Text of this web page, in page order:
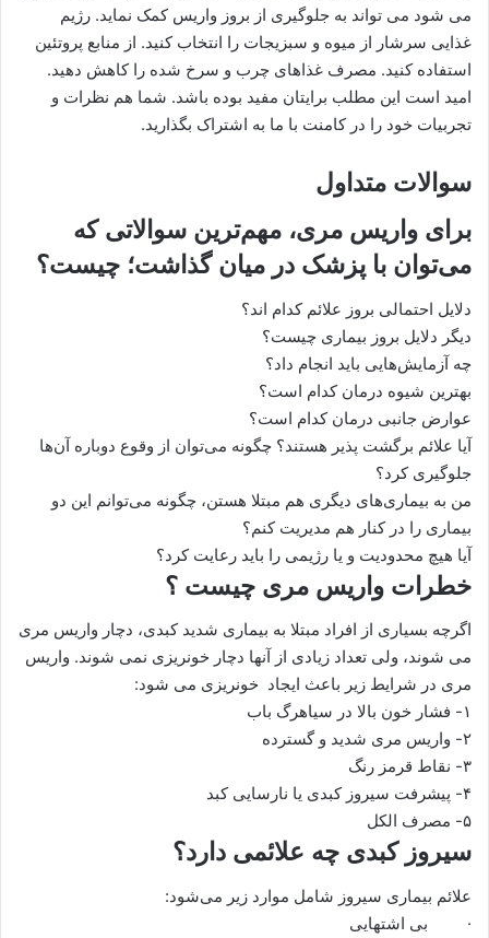
می شود می تواند به جلوگیری از بروز واریس کمک نماید. رژیم
غذایی سرشار از میوه و سبزیجات را انتخاب کنید. از منابع پروتئین
استفاده کنید. مصرف غذاهای چرب و سرخ شده را کاهش دهید.
امید است این مطلب برایتان مفید بوده باشد. شما هم نظرات و
تجربیات خود را در کامنت با ما به اشتراک بگذارید.
سوالات متداول
برای واریس مری، مهم‌ترین سوالاتی که
می‌توان با پزشک در میان گذاشت؛ چیست؟
دلایل احتمالی بروز علائم کدام اند؟
دیگر دلایل بروز بیماری چیست؟
چه آزمایش‌هایی باید انجام داد؟
بهترین شیوه درمان کدام است؟
عوارض جانبی درمان کدام است؟
آیا علائم برگشت پذیر هستند؟ چگونه می‌توان از وقوع دوباره آن‌ها
جلوگیری کرد؟
من به بیماری‌های دیگری هم مبتلا هستن، چگونه می‌توانم این دو
بیماری را در کنار هم مدیریت کنم؟
آیا هیچ محدودیت و یا رژیمی را باید رعایت کرد؟
خطرات واریس مری چیست ؟
اگرچه بسیاری از افراد مبتلا به بیماری شدید کبدی، دچار واریس مری
می شوند، ولی تعداد زیادی از آنها دچار خونریزی نمی شوند. واریس
مری در شرایط زیر باعث ایجاد خونریزی می شود:
۱- فشار خون بالا در سیاهرگ باب
۲- واریس مری شدید و گسترده
۳- نقاط قرمز رنگ
۴- پیشرفت سیروز کبدی یا نارسایی کبد
۵- مصرف الکل
سیروز کبدی چه علائمی دارد؟
علائم بیماری سیروز شامل موارد زیر می‌شود:
· بی اشتهایی